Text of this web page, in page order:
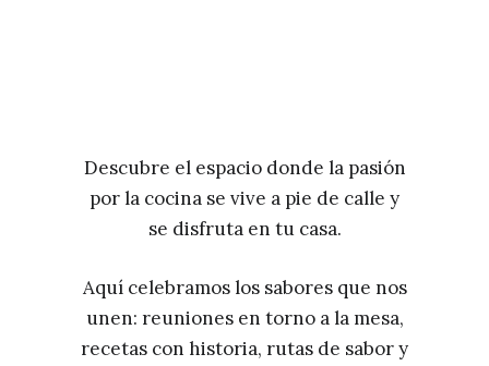
Descubre el espacio donde la pasión
por la cocina se vive a pie de calle y
se disfruta en tu casa.
Aquí celebramos los sabores que nos
unen: reuniones en torno a la mesa,
recetas con historia, rutas de sabor y